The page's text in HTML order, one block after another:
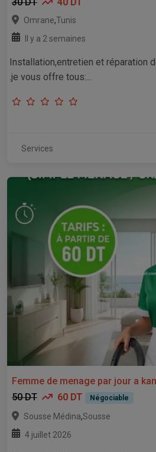
30 DT
40 DT
Omrane,Tunis
Il y a 2 semaines
Installation,entretien et réparation
.je vous offre tous:...
Services
Femme de menage par jour a
50 DT
60 DT Négociable
Sousse Médina,Sousse
4 juillet 2026